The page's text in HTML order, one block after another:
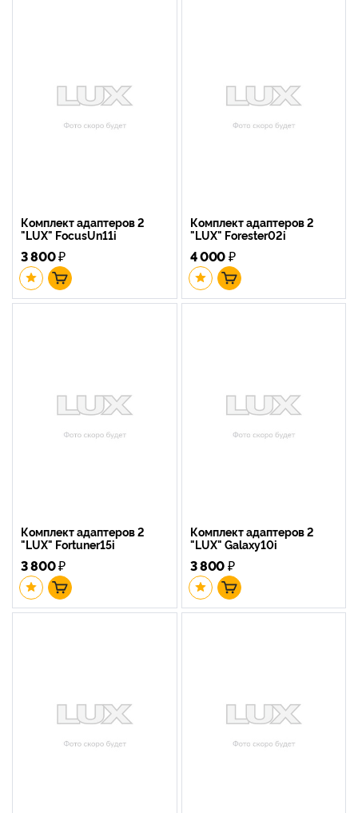
Комплект адаптеров 2
"LUX" FocusUn11i
3 800₽
Комплект адаптеров 2
"LUX" Forester02i
4 000₽
Комплект адаптеров 2
"LUX" Fortuner15i
3 800₽
Комплект адаптеров 2
"LUX" Galaxy10i
3 800₽